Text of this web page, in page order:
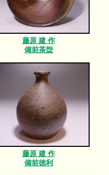
藤原 建 作
備前茶盌
藤原 建 作
備前徳利